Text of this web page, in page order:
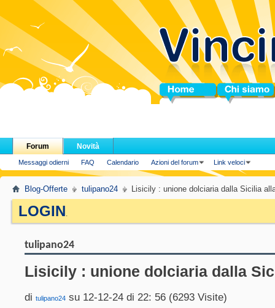
Home Chi siamo
Forum
Messaggi odierni FAQ Calendario Azioni del forum Link veloci
Novità
Blog-Offerte tulipano24 Lisicily : unione dolciaria dalla Sicilia
LOGIN.
tulipano24
Lisicily : unione dolciaria dalla
di tulipano24 su 12-12-24 di 22: 56 (6293 Visite)